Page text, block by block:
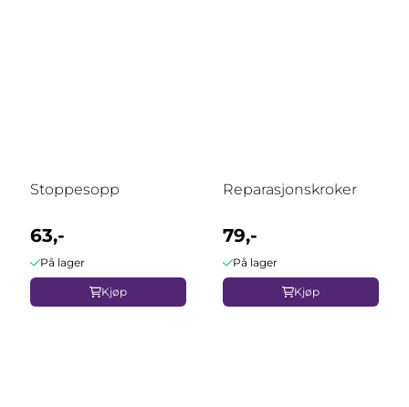
Stoppesopp
63,-
På lager
Kjøp
Reparasjonskroker
79,-
På lager
Kjøp